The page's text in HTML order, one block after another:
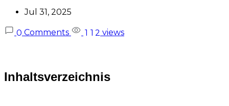
Jul 31, 2025
0 Comments 1 1 2 views
Inhaltsverzeichnis